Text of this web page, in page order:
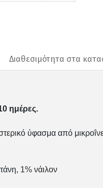
Διαθεσιμότητα στα
ημέρες.
ύφασμα από
1% νάιλον